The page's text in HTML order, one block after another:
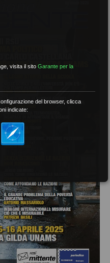
visita il sitoGarante per la
del browser, clicca
indicate: